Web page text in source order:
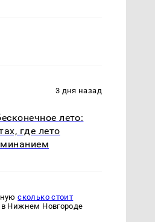
3 дня назад
лето:
где лето
сколько стоит
в Нижнем Новгороде